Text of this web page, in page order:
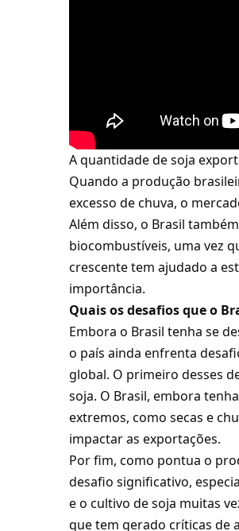
A quantidade de soja
Quando a produção
excesso de chuva, o
Além disso, o Brasil
biocombustíveis, uma vez
crescente tem ajudado a
importância.
Quais os desafios que o
Embora o Brasil tenha se
o país ainda enfrenta
global. O primeiro desses
soja. O Brasil, embora
extremos, como secas e
impactar as exportações.
Por fim, como pontua o
desafio significativo,
e o cultivo de soja muitas
que tem gerado críticas de